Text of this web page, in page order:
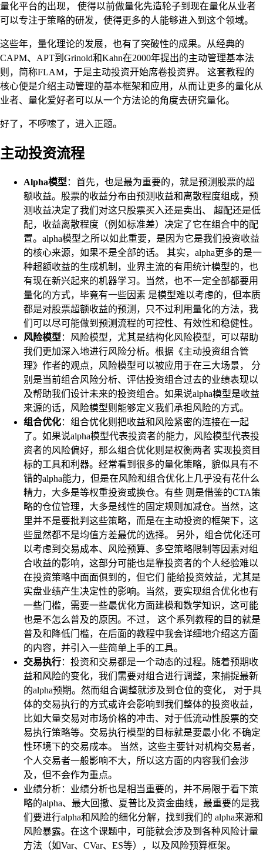
量化平台的出现， 使得以前做量化先造轮子到现在量化从业者
可以专注于策略的研发，使得更多的人能够进入到这个领域。
这些年，量化理论的发展，也有了突破性的成果。从经典的
CAPM、APT到Grinold和Kahn在2000年提出的主动管理基本法
则，简称FLAM，于是主动投资开始席卷投资界。 这套教程的
核心便是介绍主动管理的基本框架和应用，从而让更多的量化从
业者、量化爱好者可以从一个方法论的角度去研究量化。
好了，不啰嗦了，进入正题。
主动投资流程
Alpha模型 ：首先，也是最为重要的，就是预测股票的超
额收益。股票的收益分布由预测收益和离散程度组成，预
测收益决定了我们对这只股票买入还是卖出、 超配还是低
配，收益离散程度（例如标准差）决定了它在组合中的配
置。alpha模型之所以如此重要，是因为它是我们投资收益
的核心来源，如果不是全部的话。 其实，alpha更多的是一
种超额收益的生成机制，业界主流的有用统计模型的，也
有现在新兴起来的机器学习。当然，也不一定全部都要用
量化的方式，毕竟有一些因素 是模型难以考虑的，但本质
都是对股票超额收益的预测，只不过利用量化的方法，我
们可以尽可能做到预测流程的可控性、有效性和稳健性。
风险模型 ：风险模型，尤其是结构化风险模型，可以帮助
我们更加深入地进行风险分析。根据《主动投资组合管
理》作者的观点，风险模型可以被应用于在三大场景， 分
别是当前组合风险分析、评估投资组合过去的业绩表现以
及帮助我们设计未来的投资组合。如果说alpha模型是收益
来源的话，风险模型则能够定义我们承担风险的方式。
组合优化：组合优化则把收益和风险紧密的连接在一起
了。如果说alpha模型代表投资者的能力，风险模型代表投
资者的风险偏好，那么组合优化则是权衡两者 实现投资目
标的工具和利器。经常看到很多的量化策略，貌似具有不
错的alpha能力，但是在风险和组合优化上几乎没有花什么
精力，大多是等权重投资或换仓。有些 则是借鉴的CTA策
略的仓位管理，大多是线性的固定规则加减仓。当然，这
里并不是要批判这些策略，而是在主动投资的框架下，这
些显然都不是均值方差最优的选择。 另外，组合优化还可
以考虑到交易成本、风险预算、多空策略限制等因素对组
合收益的影响，这部分可能也是靠投资者的个人经验难以
在投资策略中面面俱到的，但它们 能给投资效益，尤其是
实盘业绩产生决定性的影响。当然，要实现组合优化也有
一些门槛，需要一些最优化方面建模和数学知识，这可能
也是不怎么普及的原因。不过， 这个系列教程的目的就是
普及和降低门槛，在后面的教程中我会详细地介绍这方面
的内容，并引入一些简单上手的工具。
交易执行：投资和交易都是一个动态的过程。随着预期收
益和风险的变化，我们需要对组合进行调整，来捕捉最新
的alpha预期。然而组合调整就涉及到仓位的变化， 对于具
体的交易执行的方式或许会影响到我们整体的投资收益，
比如大量交易对市场价格的冲击、对于低流动性股票的交
易执行策略等。交易执行模型的目标就是要最小化 不确定
性环境下的交易成本。 当然，这些主要针对机构交易者，
个人交易者一般影响不大，所以这方面的内容我们会涉
及，但不会作为重点。
业绩分析：业绩分析也是相当重要的，并不局限于看下策
略的alpha、最大回撤、夏普比及资金曲线，最重要的是我
们要进行alpha和风险的细化分解，找到我们的 alpha来源和
风险暴露。在这个课题中，可能就会涉及到各种风险计量
方法（如Var、CVar、ES等），以及风险预算框架。